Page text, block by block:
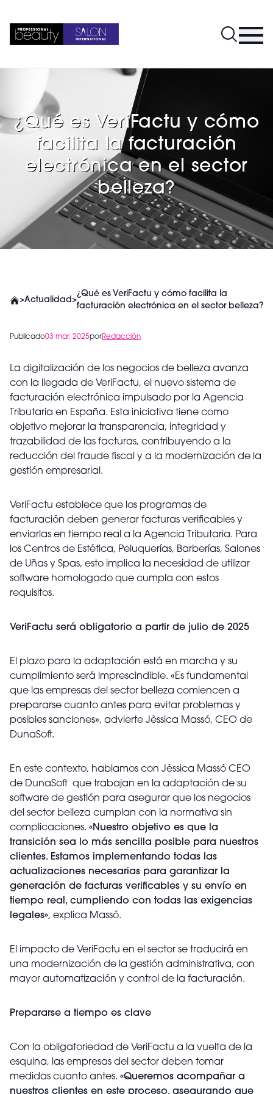
¿Qué es VeriFactu y cómo
facilita la facturación
electrónica en el sector
belleza?
>Actualidad>
¿Qué es VeriFactu y cómo facilita la
facturación electrónica en el sector belleza?
Publicado03 mar. 2025porRedacción
La digitalización de los negocios de belleza avanza
con la llegada de VeriFactu, el nuevo sistema de
facturación electrónica impulsado por la Agencia
Tributaria en España. Esta iniciativa tiene como
objetivo mejorar la transparencia, integridad y
trazabilidad de las facturas, contribuyendo a la
reducción del fraude fiscal y a la modernización de la
gestión empresarial.
VeriFactu establece que los programas de
facturación deben generar facturas verificables y
enviarlas en tiempo real a la Agencia Tributaria. Para
los Centros de Estética, Peluquerías, Barberías, Salones
de Uñas y Spas, esto implica la necesidad de utilizar
software homologado que cumpla con estos
requisitos.
VeriFactu será obligatorio a partir de julio de 2025
El plazo para la adaptación está en marcha y su
cumplimiento será imprescindible. «Es fundamental
que las empresas del sector belleza comiencen a
prepararse cuanto antes para evitar problemas y
posibles sanciones», advierte Jèssica Massó, CEO de
DunaSoft.
En este contexto, hablamos con Jèssica Massó CEO
de DunaSoft que trabajan en la adaptación de su
software de gestión para asegurar que los negocios
del sector belleza cumplan con la normativa sin
complicaciones. «Nuestro objetivo es que la
transición sea lo más sencilla posible para nuestros
clientes. Estamos implementando todas las
actualizaciones necesarias para garantizar la
generación de facturas verificables y su envío en
tiempo real, cumpliendo con todas las exigencias
legales», explica Massó.
El impacto de VeriFactu en el sector se traducirá en
una modernización de la gestión administrativa, con
mayor automatización y control de la facturación.
Prepararse a tiempo es clave
Con la obligatoriedad de VeriFactu a la vuelta de la
esquina, las empresas del sector deben tomar
medidas cuanto antes. «Queremos acompañar a
nuestros clientes en este proceso, asegurando que